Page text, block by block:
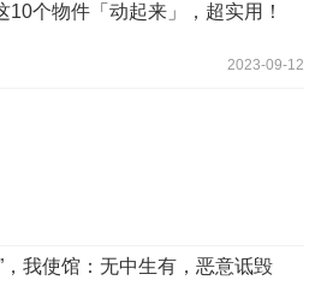
个物件「动起来」，超实用！
2023-09-12
，我使馆：无中生有，恶意诋毁